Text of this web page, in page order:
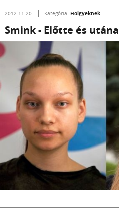
2012.11.20. Kategória: Hölgyeknek
Smink - Előtte és utána